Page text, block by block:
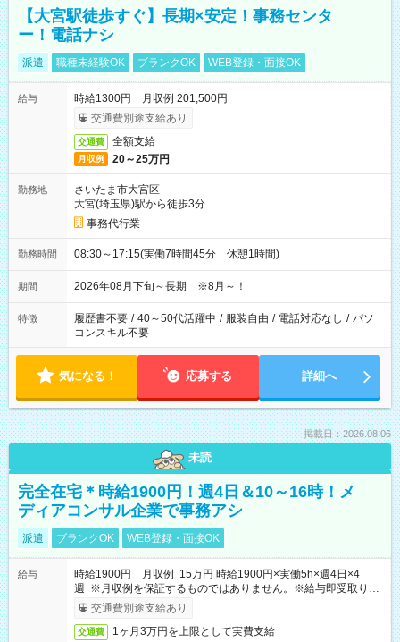
【大宮駅徒歩すぐ】長期×安定！事務センタ
ー！電話ナシ
派遣 職種未経験OK ブランクOK WEB登録・面接OK
給与
時給1300円 月収例 201,500円
交通費別途支給あり
交通費 全額支給
月収例 20～25万円
勤務地
さいたま市大宮区
大宮(埼玉県)駅から徒歩3分
事務代行業
勤務時間 08:30～17:15(実働7時間45分 休憩1時間)
期間 2026年08月下旬～長期 ※8月～！
特徴 履歴書不要 / 40～50代活躍中 / 服装自由 / 電話対応なし / パソ
コンスキル不要
気になる！ 応募する 詳細へ
掲載日：2026.08.06
未読
完全在宅＊時給1900円！週4日＆10～16時！メ
ディアコンサル企業で事務アシ
派遣 ブランクOK WEB登録・面接OK
給与
時給1900円 月収例 15万円 時給1900円×実働5h×週4日×4
週 ※月収例を保証するものではありません。※給与即受取りサ
ービス利用可（利用条件有）
交通費別途支給あり
交通費 1ヶ月3万円を上限として実費支給